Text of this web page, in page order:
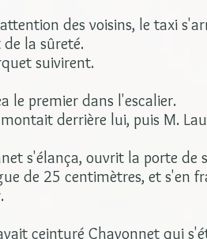
des voisins, le taxi
la sûreté.
suivirent.
le premier dans l'escalier.
derrière lui, puis M.
s'élança, ouvrit la porte
de 25 centimètres, et s'en
ceinturé Chavonnet qui